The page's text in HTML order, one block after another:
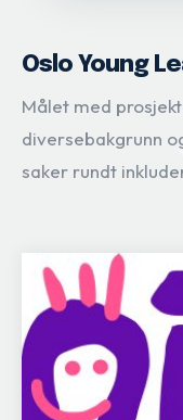
Oslo Young
Målet med
diversebakgrunn
saker rundt